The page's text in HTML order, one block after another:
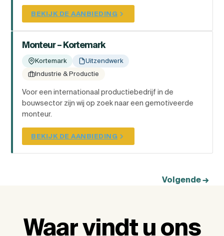
BEKIJK DE AANBIEDING
Monteur – Kortemark
Kortemark
Uitzendwerk
Industrie & Productie
Voor een internationaal productiebedrijf in de
bouwsector zijn wij op zoek naar een gemotiveerde
monteur.
BEKIJK DE AANBIEDING
Volgende→
Waar vindt u ons